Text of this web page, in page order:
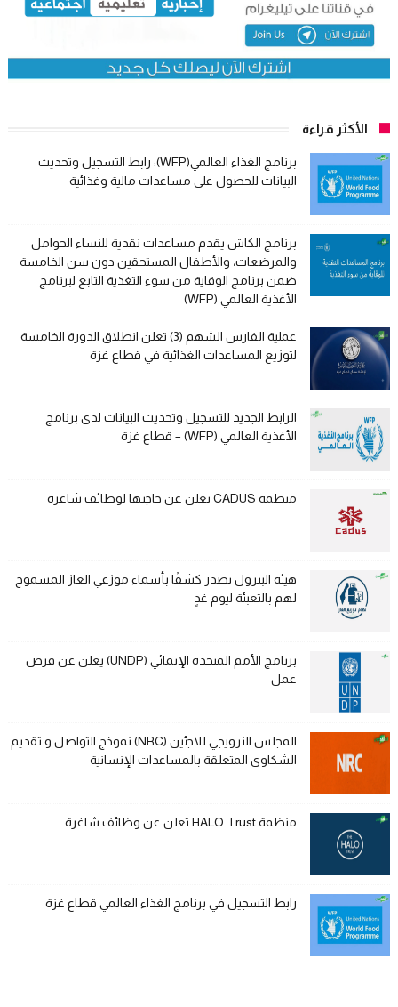
الأكثر قراءة
برنامج الغذاء العالمي(WFP): رابط التسجيل وتحديث
البيانات للحصول على مساعدات مالية وغذائية
برنامج الكاش يقدم مساعدات نقدية للنساء الحوامل
والمرضعات، والأطفال المستحقين دون سن الخامسة
ضمن برنامج الوقاية من سوء التغذية التابع لبرنامج
الأغذية العالمي (WFP)
عملية الفارس الشهم (3) تعلن انطلاق الدورة الخامسة
لتوزيع المساعدات الغذائية في قطاع غزة
الرابط الجديد للتسجيل وتحديث البيانات لدى برنامج
الأغذية العالمي (WFP) – قطاع غزة
منظمة CADUS تعلن عن حاجتها لوظائف شاغرة
هيئة البترول تصدر كشفًا بأسماء موزعي الغاز المسموح
لهم بالتعبئة ليوم غدٍ
برنامج الأمم المتحدة الإنمائي (UNDP) يعلن عن فرص
عمل
المجلس النرويجي للاجئين (NRC) نموذج التواصل و تقديم
الشكاوى المتعلقة بالمساعدات الإنسانية
منظمة HALO Trust تعلن عن وظائف شاغرة
رابط التسجيل في برنامج الغذاء العالمي قطاع غزة